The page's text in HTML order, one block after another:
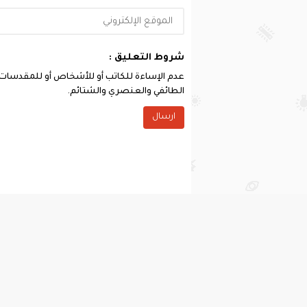
شروط التعليق :
عدم الإساءة للكاتب أو للأشخاص أو للمقدسات
الطائفي والعنصري والشتائم.